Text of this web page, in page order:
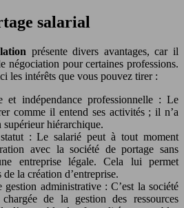
salarial
présente divers avantages, car il
négociation pour certaines professions.
les intérêts que vous pouvez tirer :
et indépendance professionnelle : Le
comme il entend ses activités ; il n’a
supérieur hiérarchique.
: Le salarié peut à tout moment
avec la société de portage sans
entreprise légale. Cela lui permet
la création d’entreprise.
gestion administrative : C’est la société
de la gestion des ressources